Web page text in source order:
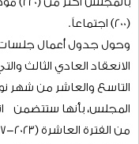
و" قانون التنظيم
و"قانون حقوق الأشخاص
الشراكة وأهدافها.
كما أفاد سعادته بأن
العمل الوطني بوعيٍ
المجلس عددًا من فرق